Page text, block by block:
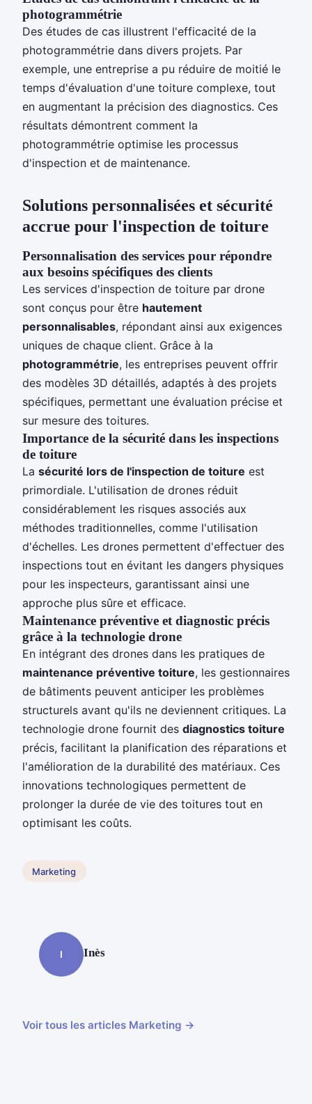
photogrammétrie
Des études de cas illustrent l'efficacité de la
photogrammétrie dans divers projets. Par
exemple, une entreprise a pu réduire de moitié le
temps d'évaluation d'une toiture complexe, tout
en augmentant la précision des diagnostics. Ces
résultats démontrent comment la
photogrammétrie optimise les processus
d'inspection et de maintenance.
Solutions personnalisées et sécurité
accrue pour l'inspection de toiture
Personnalisation des services pour répondre
aux besoins spécifiques des clients
Les services d'inspection de toiture par drone
sont conçus pour être hautement
personnalisables, répondant ainsi aux exigences
uniques de chaque client. Grâce à la
photogrammétrie, les entreprises peuvent offrir
des modèles 3D détaillés, adaptés à des projets
spécifiques, permettant une évaluation précise et
sur mesure des toitures.
Importance de la sécurité dans les inspections
de toiture
La sécurité lors de l'inspection de toiture est
primordiale. L'utilisation de drones réduit
considérablement les risques associés aux
méthodes traditionnelles, comme l'utilisation
d'échelles. Les drones permettent d'effectuer des
inspections tout en évitant les dangers physiques
pour les inspecteurs, garantissant ainsi une
approche plus sûre et efficace.
Maintenance préventive et diagnostic précis
grâce à la technologie drone
En intégrant des drones dans les pratiques de
maintenance préventive toiture, les gestionnaires
de bâtiments peuvent anticiper les problèmes
structurels avant qu'ils ne deviennent critiques. La
technologie drone fournit des diagnostics toiture
précis, facilitant la planification des réparations et
l'amélioration de la durabilité des matériaux. Ces
innovations technologiques permettent de
prolonger la durée de vie des toitures tout en
optimisant les coûts.
Marketing
I Inès
Voir tous les articles Marketing →